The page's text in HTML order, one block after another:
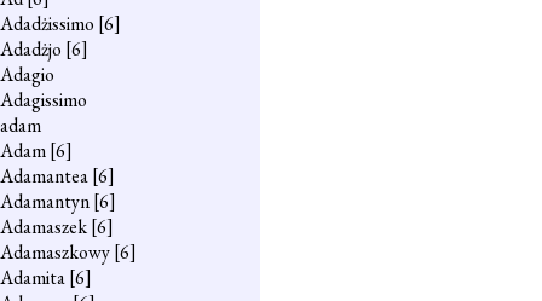
Adadżissimo [6]
Adadżjo [6]
Adagio
Adagissimo
adam
Adam[6]
Adamantea[6]
Adamantyn[6]
Adamaszek[6]
Adamaszkowy[6]
Adamita[6]